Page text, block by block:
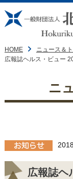
HOME
ニュース＆
広報誌ヘルス・ビュー
ニ
広報誌ヘ